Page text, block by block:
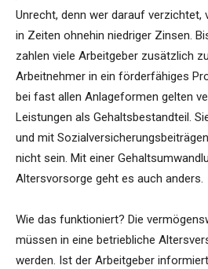
Unrecht, denn wer darauf verzichtet,
in Zeiten ohnehin niedriger Zinsen.
zahlen viele Arbeitgeber zusätzlich
Arbeitnehmer in ein förderfähiges
bei fast allen Anlageformen gelten
Leistungen als Gehaltsbestandteil.
und mit
nicht sein. Mit einer
Altersvorsorge geht es auch anders.
Wie das funktioniert? Die
müssen in eine betriebliche
werden. Ist der Arbeitgeber